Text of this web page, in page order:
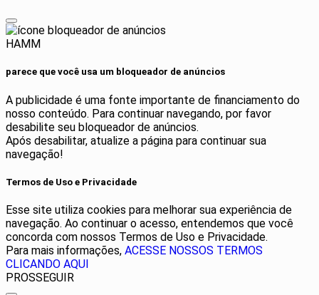
HAMM
parece que você usa um bloqueador de anúncios
A publicidade é uma fonte importante de financiamento do
nosso conteúdo. Para continuar navegando, por favor
desabilite seu bloqueador de anúncios.
Após desabilitar, atualize a página para continuar sua
navegação!
Termos de Uso e Privacidade
Esse site utiliza cookies para melhorar sua experiência de
navegação. Ao continuar o acesso, entendemos que você
concorda com nossos Termos de Uso e Privacidade.
Para mais informações, ACESSE NOSSOS TERMOS
CLICANDO AQUI
PROSSEGUIR